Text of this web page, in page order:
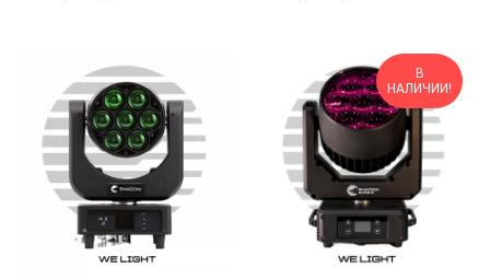
В
НАЛИЧИИ!